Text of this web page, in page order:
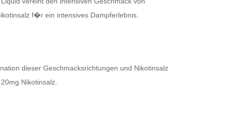
f�r ein intensives Dampferlebnis.
dieser Geschmacksrichtungen und Nikotinsalz
Nikotinsalz.